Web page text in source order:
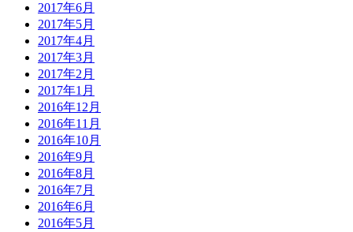
2017年6月
2017年5月
2017年4月
2017年3月
2017年2月
2017年1月
2016年12月
2016年11月
2016年10月
2016年9月
2016年8月
2016年7月
2016年6月
2016年5月